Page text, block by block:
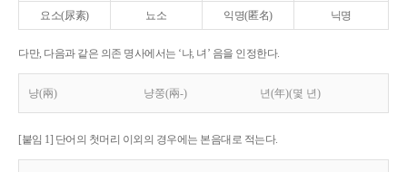
요소(尿素) 뇨소 익명(匿名) 닉명
다만, 다음과 같은 의존 명사에서는 ‘냐, 녀’ 음을 인정한다.
냥(兩) 냥쭝(兩-) 년(年)(몇 년)
[붙임 1] 단어의 첫머리 이외의 경우에는 본음대로 적는다.